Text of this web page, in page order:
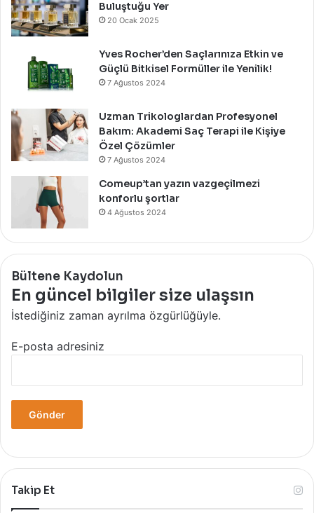
Buluştuğu Yer
20 Ocak 2025
Yves Rocher’den Saçlarınıza Etkin ve
Güçlü Bitkisel Formüller ile Yenilik!
7 Ağustos 2024
Uzman Trikologlardan Profesyonel
Bakım: Akademi Saç Terapi ile Kişiye
Özel Çözümler
7 Ağustos 2024
Comeup’tan yazın vazgeçilmezi
konforlu şortlar
4 Ağustos 2024
Bültene Kaydolun
En güncel bilgiler size ulaşsın
İstediğiniz zaman ayrılma özgürlüğüyle.
E-posta adresiniz
Takip Et